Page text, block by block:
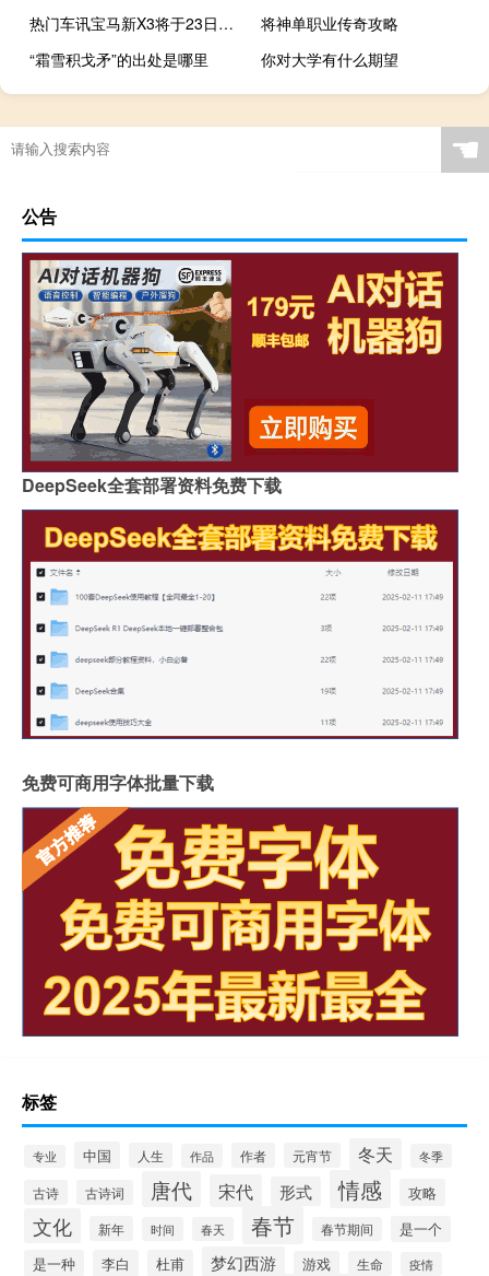
热门车讯宝马新X3将于23日上市 预计售价55万起
将神单职业传奇攻略
“霜雪积戈矛”的出处是哪里
你对大学有什么期望
☚
公告
DeepSeek全套部署资料免费下载
免费可商用字体批量下载
标签
专业 中国 人生 作品 作者 元宵节 冬天 冬季
古诗 古诗词 唐代 宋代 形式 情感 攻略
文化 新年 时间 春天 春节 春节期间 是一个
是一种 李白 杜甫 梦幻西游 游戏 生命 疫情